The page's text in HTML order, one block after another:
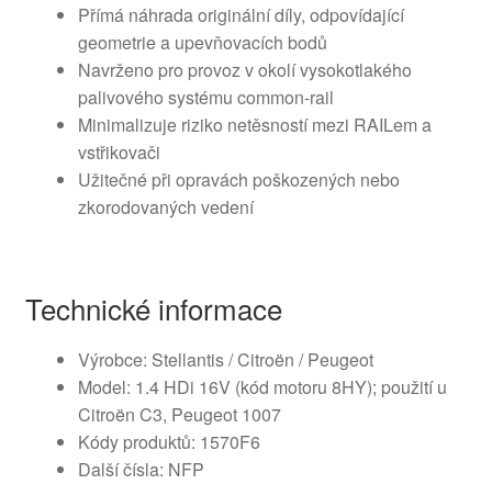
Přímá náhrada originální díly, odpovídající
geometrie a upevňovacích bodů
Navrženo pro provoz v okolí vysokotlakého
palivového systému common-rail
Minimalizuje riziko netěsností mezi RAILem a
vstřikovači
Užitečné při opravách poškozených nebo
zkorodovaných vedení
Technické informace
Výrobce: Stellantis / Citroën / Peugeot
Model: 1.4 HDi 16V (kód motoru 8HY); použití u
Citroën C3, Peugeot 1007
Kódy produktů: 1570F6
Další čísla: NFP